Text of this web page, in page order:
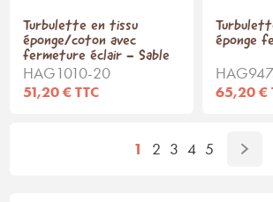
Turbulette en tissu
éponge/coton avec
fermeture éclair - Sable
HAG1010-20
51,20 € TTC
éponge
65,20 €
1 2 3 4 5